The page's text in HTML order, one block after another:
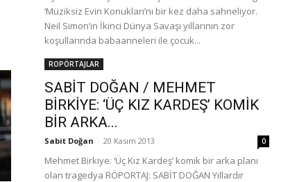
‘Müziksiz Evin Konukları’nı bir kez daha sahneliyor.
Neil Simon’ın İkinci Dünya Savaşı yıllarının zor
koşullarında babaanneleri ile çocuk...
ROPÖRTAJLAR
SABİT DOĞAN / MEHMET
BİRKİYE: ‘ÜÇ KIZ KARDEŞ’ KOMİK
BİR ARKA...
Sabit Doğan - 20 Kasım 2013 0
Mehmet Birkiye: ‘Üç Kız Kardeş’ komik bir arka planı
olan tragedya RÖPORTAJ: SABİT DOĞAN Yıllardır